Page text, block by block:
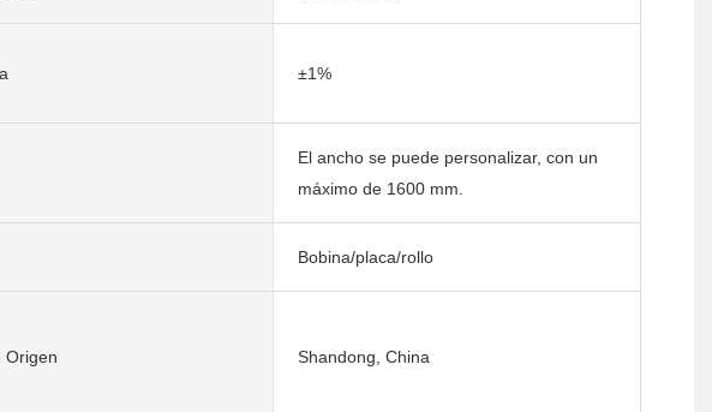
±1%
El ancho se puede personalizar, con un
máximo de 1600 mm.
Bobina/placa/rollo
Origen Shandong, China